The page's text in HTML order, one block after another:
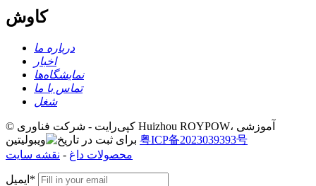
کاوش
درباره ما
اخبار
نمایشگاه‌ها
تماس با ما
شغل
© کپی‌رایت - شرکت فناوری Huizhou ROYPOW، آموزشی
ویبولیتین
粤ICP备2023039393号
محصولات داغ - نقشه سایت
ایمیل*